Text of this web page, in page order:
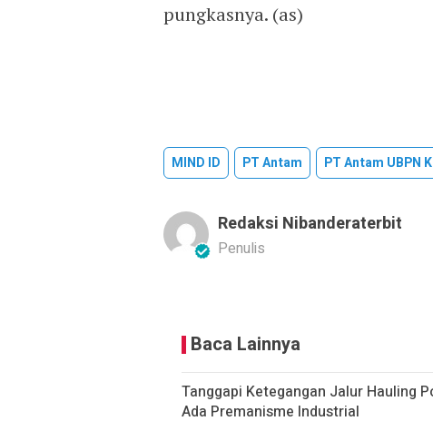
pungkasnya. (as)
MIND ID PT Antam PT Antam UBPN
Redaksi Nibanderaterbit
Penulis
Baca Lainnya
Tanggapi Ketegangan Jalur Hauling
Ada Premanisme Industrial